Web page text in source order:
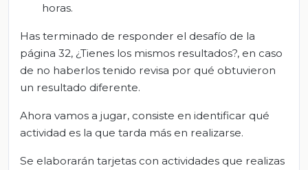
horas.
Has terminado de responder el desafío de la
página 32, ¿Tienes los mismos resultados?, en caso
de no haberlos tenido revisa por qué obtuvieron
un resultado diferente.
Ahora vamos a jugar, consiste en identificar qué
actividad es la que tarda más en realizarse.
Se elaborarán tarjetas con actividades que realizas